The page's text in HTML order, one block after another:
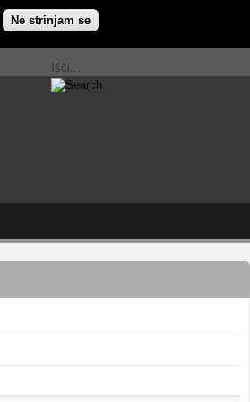
Ne strinjam se